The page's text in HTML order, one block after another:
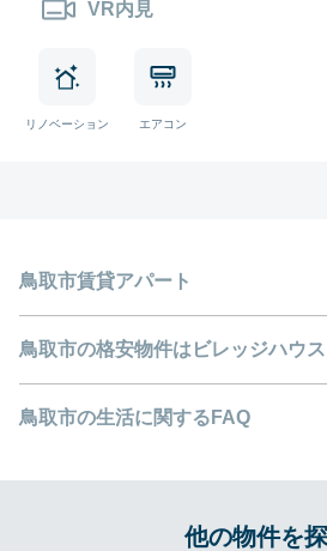
VR内見
リノベーション エアコン
鳥取市賃貸アパート
の都市で、日本海の海岸線に位置しています
験することができます。
また、鳥取城跡や鳥取県立博物館、観音院など
応したお部屋をご用意しております。また、敷
鳥取市の格安物件はビレッジハウス
取りも様々です。また、学校、公共交通機関な
アパートを探す際には、いくつかの重要な要
し、交通費も節約できます。
鳥取市の生活に関するFAQ
Q
です。東京や大阪などの大都市では、
2. ビレッジハウスで鳥取市の賃
他の物件を